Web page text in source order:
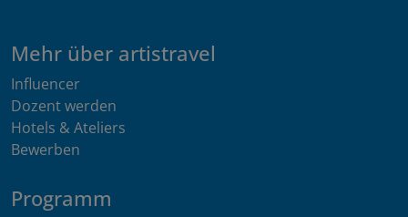
Mehr über artistravel
Influencer
Dozent werden
Hotels & Ateliers
Bewerben
Programm